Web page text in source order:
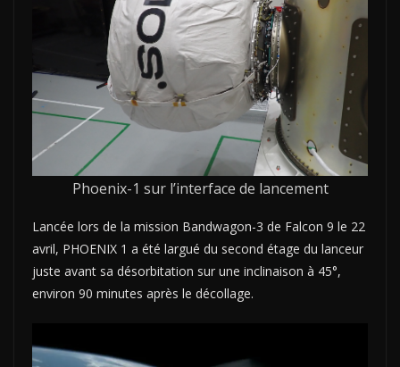
Phoenix-1 sur l’interface de lancement
Lancée lors de la mission Bandwagon-3 de Falcon 9 le 22
avril, PHOENIX 1 a été largué du second étage du lanceur
juste avant sa désorbitation sur une inclinaison à 45°,
environ 90 minutes après le décollage.